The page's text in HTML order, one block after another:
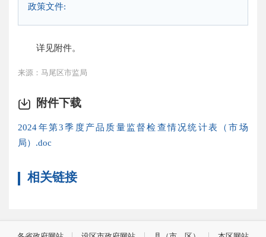
政策文件:
详见附件。
来源：马尾区市监局
附件下载
2024年第3季度产品质量监督检查情况统计表（市场
局）.doc
相关链接